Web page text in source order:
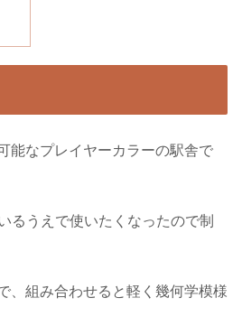
能なプレイヤーカラーの駅舎で
るうえで使いたくなったので制
、組み合わせると軽く幾何学模様